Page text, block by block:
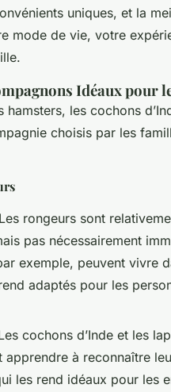
uniques, et la
mode de vie, votre
Idéaux pour
hamsters, les cochons
choisis par les
rongeurs sont
pas nécessairement
exemple, peuvent vivre
adaptés pour les
cochons d’Inde et les
apprendre à reconnaître
les rend idéaux pour les